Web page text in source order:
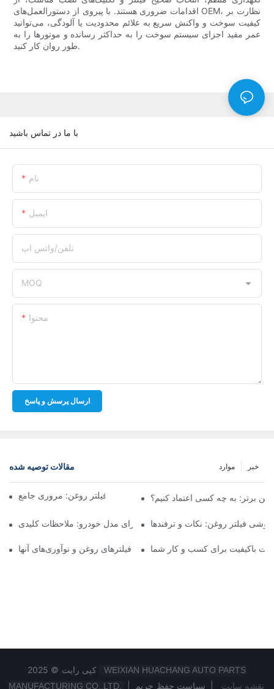
اقدامات ضروری هستند. با پیروی از دستورالعمل‌های OEM، نظارت بر
کیفیت سوخت و واکنش سریع به علائم محدودیت یا آلودگی، می‌توانید
عمر مفید اجزای سیستم سوخت را به حداکثر رسانده و موتورها را به
طور روان کار کنید.
با ما در تماس باشید
نام
ایمیل
تلفن/واتس اپ
MOQ
محتوا
ارسال پرسش و پاسخ
مقالات توصیه شده خبر موارد
شرکت‌های برتر تولیدکننده فیلتر روغن: مروری جامعبرتر: به چه کسی اعتماد کنیم؟
انتخاب فیلتر روغن مناسب برای مدل خودرو: ملاحظات کلیدی
فیلتر روغن: نکات و ترفندها
نگاهی به تولیدکنندگان پیشرو فیلترهای روغن و نوآوری‌های آنها
باکیفیت برای کسب و کار شما
کپی رایت © 2025
WEIXIAN HUACHANG AUTO PARTS
MANUFACTURING CO.,LTD.
نقشه سایت سیاست حفظ حریم